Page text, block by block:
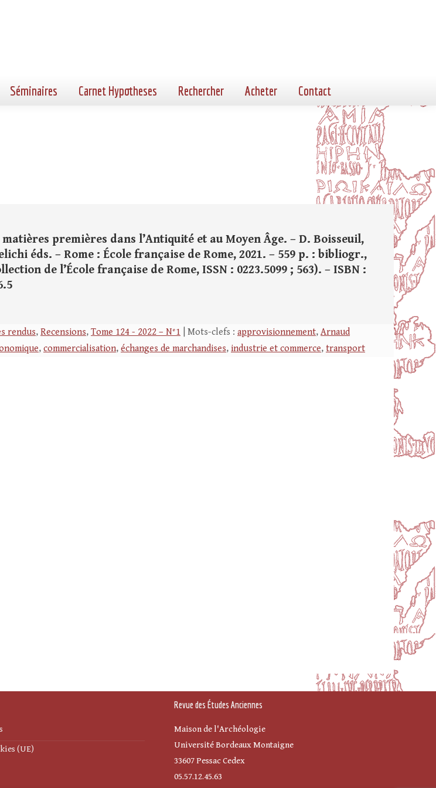
Séminaires Carnet Hypotheses Rechercher Acheter Contact
premières dans l’Antiquité et au Moyen Âge. – D. Boisseuil,
éds. – Rome : École française de Rome, 2021. – 559 p. : bibliogr.,
de l’École française de Rome, ISSN : 0223.5099 ; 563). – ISBN :
rendus, Recensions, Tome 124 - 2022 – N°1 | Mots-clefs : approvisionnement, Arnaud
, commercialisation, échanges de marchandises, industrie et commerce, transport
(UE)
Revue des Études Anciennes
Maison de l'Archéologie
Université Bordeaux Montaigne
33607 Pessac Cedex
05.57.12.45.63